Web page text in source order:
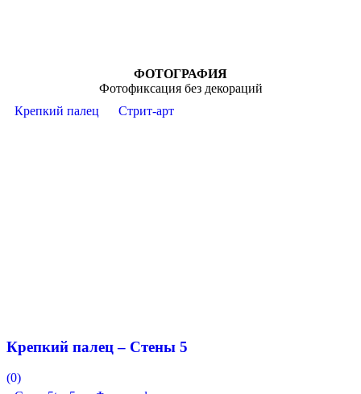
ФОТОГРАФИЯ
Фотофиксация без декораций
Крепкий палец
Стрит-арт
Крепкий палец – Стены 5
(0)